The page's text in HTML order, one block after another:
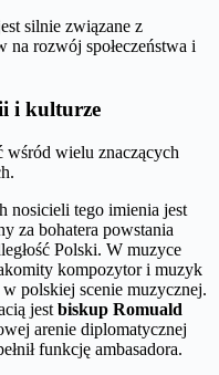
silnie związane z
na rozwój społeczeństwa i
i kulturze
wśród wielu znaczących
nosicieli tego imienia jest
za bohatera powstania
Polski. W muzyce
kompozytor i muzyk
polskiej scenie muzycznej.
jest biskup Romuald
arenie diplomatycznej
funkcję ambasadora.